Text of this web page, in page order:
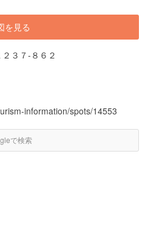
を見る
３７-８６２
information/spots/14553
で検索